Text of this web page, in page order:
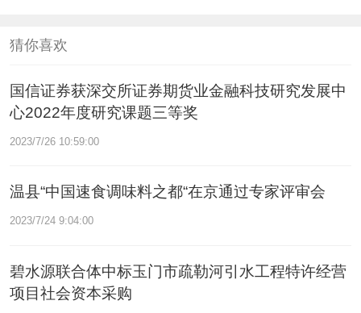
猜你喜欢
国信证券获深交所证券期货业金融科技研究发展中
心2022年度研究课题三等奖
2023/7/26 10:59:00
温县“中国速食调味料之都“在京通过专家评审会
2023/7/24 9:04:00
碧水源联合体中标玉门市疏勒河引水工程特许经营
项目社会资本采购